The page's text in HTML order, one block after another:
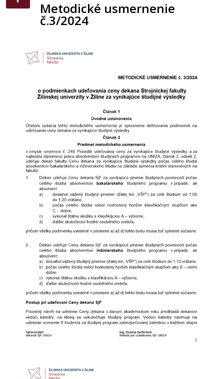
Metodické usmernenie
č.3/2024